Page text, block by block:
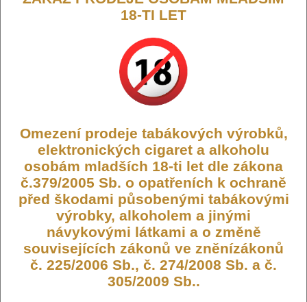
JEC-EB-600-20-BLUEBERRY
Není skladem
189,- KČ
Elf Bar 600 elektronická cigareta
20mg Blueberry CZ
Elf Bar 600je jednorázová elektronická cigareta, která přináší
uživatelům jedinečný vapingový zážitek s koncentrací nikotinu 20
mg. Díky svému kompaktnímu a elegantnímu designu se snadno
18-TI LET
Omezení prodeje tabákových výrobků,
elektronických cigaret a alkoholu
osobám mladších 18-ti let dle zákona
č.379/2005 Sb. o opatřeních k ochraně
před škodami působenými tabákovými
výrobky, alkoholem a jinými
návykovými látkami a o změně
souvisejících zákonů ve zněnízákonů
č. 225/2006 Sb., č. 274/2008 Sb. a č.
305/2009 Sb..